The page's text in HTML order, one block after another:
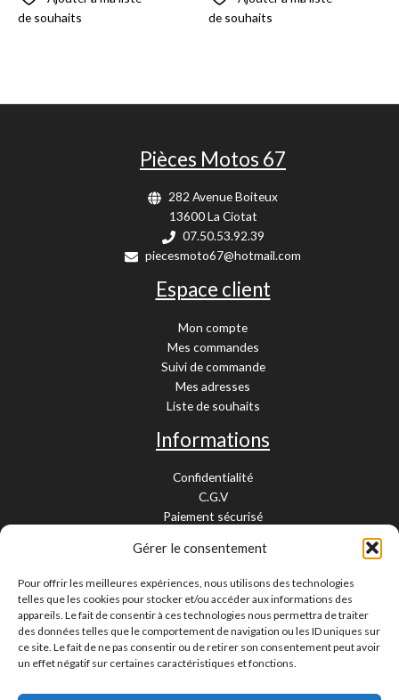
Gérer le consentement
Pour offrir les meilleures expériences, nous utilisons des technologies
telles que les cookies pour stocker et/ou accéder aux informations des
appareils. Le fait de consentir à ces technologies nous permettra de traiter
des données telles que le comportement de navigation ou les ID uniques sur
ce site. Le fait de ne pas consentir ou de retirer son consentement peut avoir
un effet négatif sur certaines caractéristiques et fonctions.
de souhaits
de souhaits
Pièces Motos 67
282 Avenue Boiteux
13600 La Ciotat
07.50.53.92.39
piecesmoto67@hotmail.com
Espace client
Mon compte
Mes commandes
Suivi de commande
Mes adresses
Liste de souhaits
Informations
Confidentialité
C.G.V
Paiement sécurisé
Livraison et retour
Mentions légales
Cookies
Contact
Paiement sécurisé